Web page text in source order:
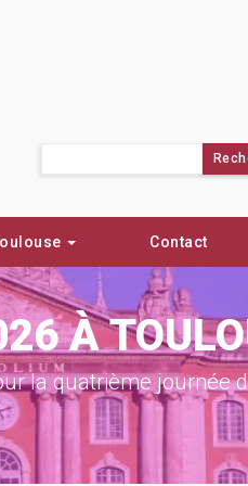
Contact
À
la quatrième journée